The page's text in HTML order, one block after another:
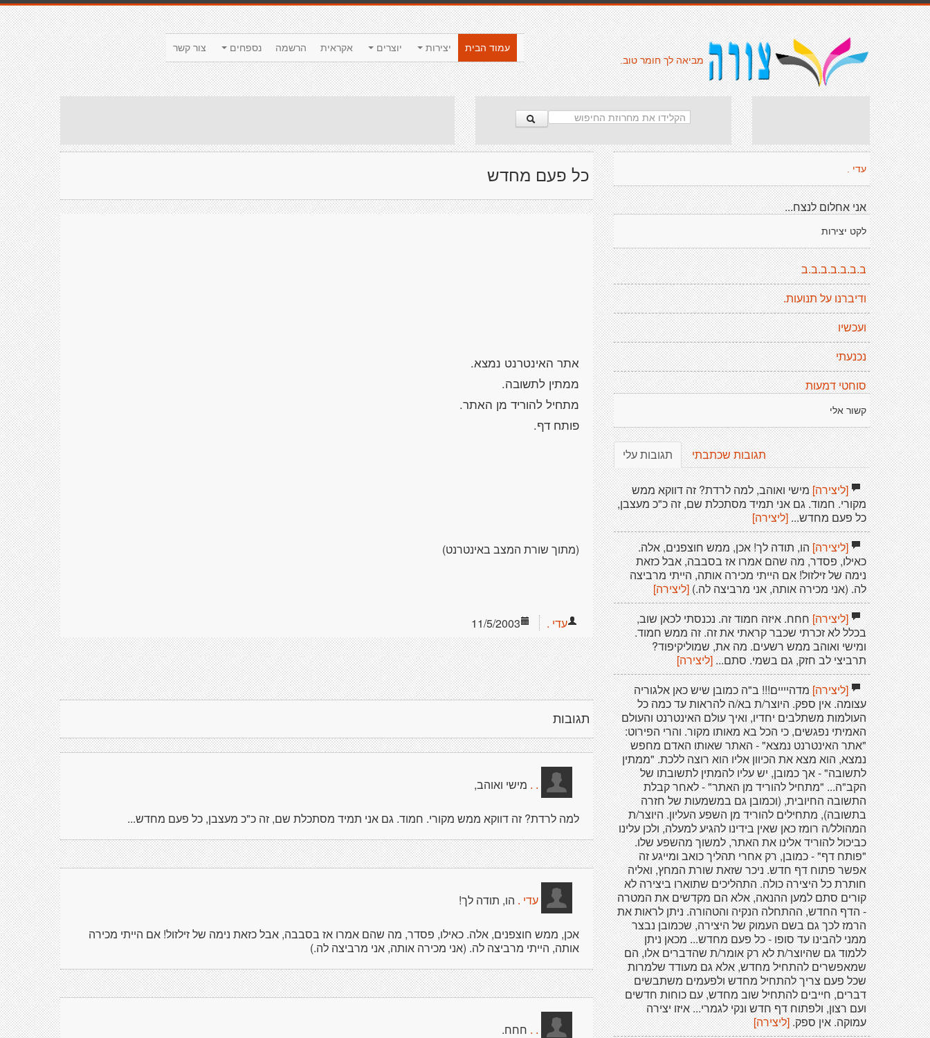
צור קשר נספחים הרשמה אקראית יוצרים יצירות
עמוד הבית
מביאה לך חומר טוב.
כל פעם מחדש
11/5/2003 עדי .
תגובות
. . מישי ואוהב,
למה לרדת? זה דווקא ממש מקורי. חמוד. גם אני תמיד מסתכלת שם, זה כ"כ מעצבן, כל פעם מחדש...
עדי . הו, תודה לך!
אכן, ממש חוצפנים, אלה. כאילו, פסדר, מה שהם אמרו אז בסבבה, אבל כזאת נימה של זילזול! אם הייתי מכירה
אותה, הייתי מרביצה לה. (אני מכירה אותה, אני מרביצה לה.)
. . חחח.
עדי .
אני אחלום לנצח...
לקט יצירות
ב.ב.ב.ב.ב.ב.ב
ודיברנו על תנועות.
ועכשיו
נכנעתי
סוחטי דמעות
קשור אלי
תגובות עלי תגובות שכתבתי
[ליצירה]מישי ואוהב, למה לרדת? זה דווקא ממש
מקורי. חמוד. גם אני תמיד מסתכלת שם, זה כ"כ מעצבן,
כל פעם מחדש... [ליצירה]
[ליצירה]הו, תודה לך! אכן, ממש חוצפנים, אלה.
כאילו, פסדר, מה שהם אמרו אז בסבבה, אבל כזאת
נימה של זילזול! אם הייתי מכירה אותה, הייתי מרביצה
לה. (אני מכירה אותה, אני מרביצה לה.)[ליצירה]
[ליצירה]חחח. איזה חמוד זה. נכנסתי לכאן שוב,
בכלל לא זכרתי שכבר קראתי את זה. זה ממש חמוד.
ומישי ואוהב ממש רשעים. מה את, שמוליקיפוד?
תרביצי לב חזק, גם בשמי. סתם...[ליצירה]
[ליצירה]מדהיייים!!! ב"ה כמובן שיש כאן אלגוריה
עצומה. אין ספק. היוצר/ת בא/ה להראות עד כמה כל
העולמות משתלבים יחדיו, ואיך עולם האינטרנט והעולם
האמיתי נפגשים, כי הכל בא מאותו מקור. והרי הפירוט:
"אתר האינטרנט נמצא" - האתר שאותו האדם מחפש
נמצא, הוא מצא את הכיוון אליו הוא רוצה ללכת. "ממתין
לתשובה" - אך כמובן, יש עליו להמתין לתשובתו של
הקב"ה... "מתחיל להוריד מן האתר" - לאחר קבלת
התשובה החיובית, (וכמובן גם במשמעות של חזרה
בתשובה), מתחילים להוריד מן השפע העליון. היוצר/ת
המהולל/ה רומז כאן שאין בידינו להגיע למעלה, ולכן עלינו
כביכול להוריד אלינו את האתר, למשוך מהשפע שלו.
"פותח דף" - כמובן, רק אחרי תהליך כואב ומייגע זה
אפשר פתוח דף חדש. ניכר שזאת שורת המחץ, ואליה
חותרת כל היצירה כולה. התהליכים שתוארו ביצירה לא
קורים סתם למען ההנאה, אלא הם מקדשים את המטרה
- הדף החדש, ההתחלה הנקיה והטהורה. ניתן לראות את
הרמז לכך גם בשם העמוק של היצירה, שכמובן נבצר
ממני להבינו עד סופו - כל פעם מחדש... מכאן ניתן
ללמוד גם שהיוצר/ת לא רק אומר/ת שהדברים אלו, הם
שמאפשרים להתחיל מחדש, אלא גם מעודד שלמרות
שכל פעם צריך להתחיל מחדש ולפעמים משתבשים
דברים, חייבים להתחיל שוב מחדש, עם כוחות חדשים
ועם רצון, ולפתוח דף חדש ונקי לגמרי... איזו יצירה
עמוקה. אין ספק.[ליצירה]